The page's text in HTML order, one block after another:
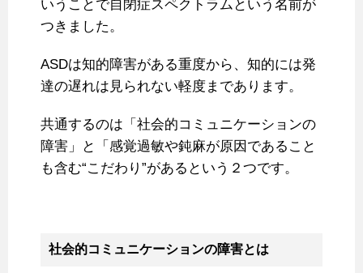
いうことで自閉症スペクトラムという名前が
つきました。
ASDは知的障害がある重度から、知的には発
達の遅れは見られない軽度まであります。
共通するのは「社会的コミュニケーションの
障害」と「感覚過敏や鈍麻が原因であること
も含む“こだわり”があるという２つです。
社会的コミュニケーションの障害とは